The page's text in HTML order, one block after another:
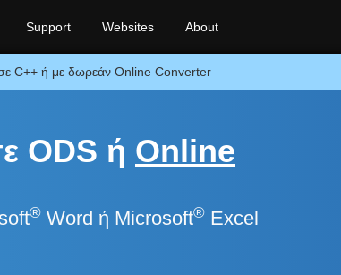
Support Websites About
C++ ή με δωρεάν Online Converter
ODS ή Online
® Word ή Microsoft® Excel